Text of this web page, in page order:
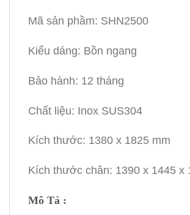
Mã sản phầm: SHN2500
Kiểu dáng: Bồn ngang
Bảo hành: 12 tháng
Chất liệu: Inox SUS304
Kích thước: 1380 x 1825 mm
Kích thước chân: 1390 x 1445 x
Mô Tả :